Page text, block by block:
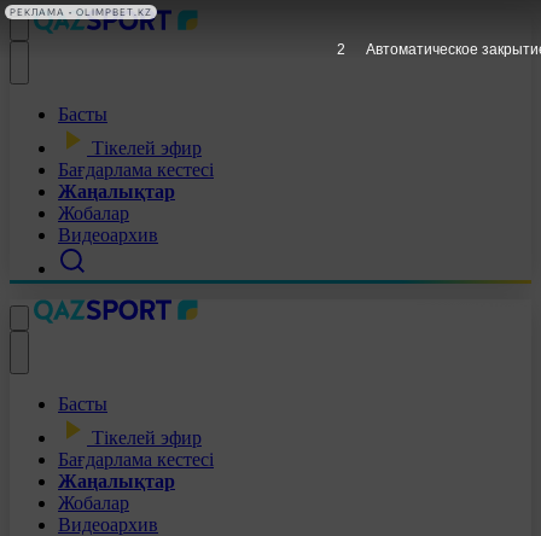
Басты
Тікелей эфир
Бағдарлама кестесі
Жаңалықтар
Жобалар
Видеоархив
Басты
Тікелей эфир
Бағдарлама кестесі
Жаңалықтар
Жобалар
Видеоархив
1 Автоматическое
РЕКЛАМА • OLIMPBET.KZ